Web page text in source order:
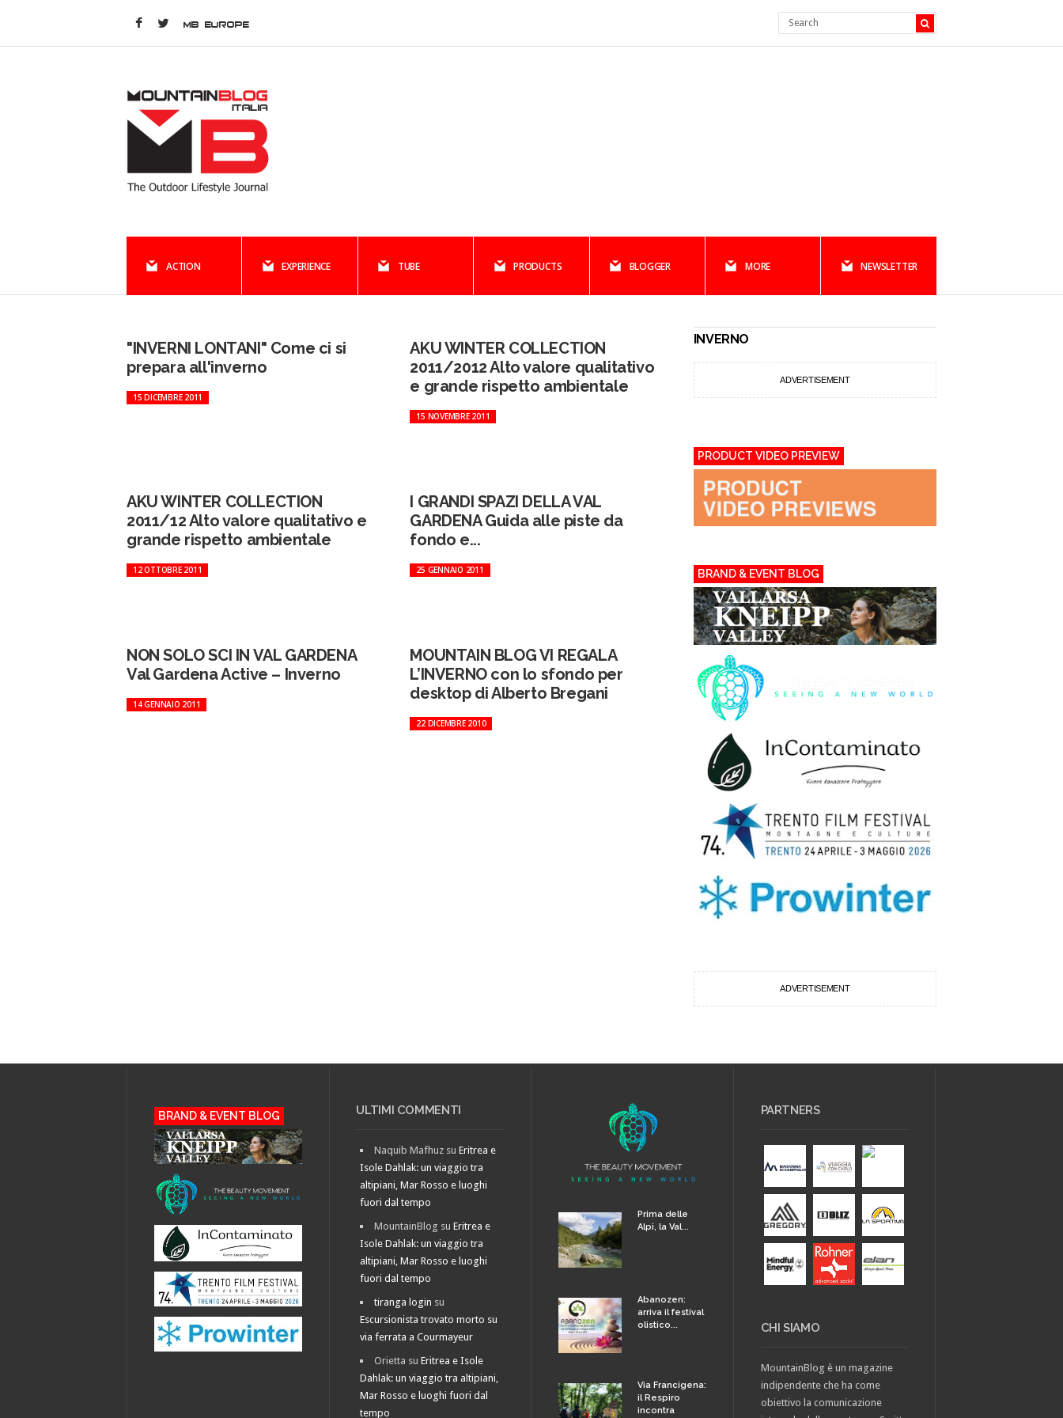
MB EUROPE
ACTION EXPERIENCE TUBE PRODUCTS BLOGGER MORE NEWSLETTER
"INVERNI LONTANI" Come ci si
prepara all'inverno
15 DICEMBRE 2011
AKU WINTER COLLECTION
2011/2012 Alto valore qualitativo
e grande rispetto ambientale
15 NOVEMBRE 2011
AKU WINTER COLLECTION
2011/12 Alto valore qualitativo e
grande rispetto ambientale
12 OTTOBRE 2011
I GRANDI SPAZI DELLA VAL
GARDENA Guida alle piste da
fondo e...
25 GENNAIO 2011
NON SOLO SCI IN VAL GARDENA
Val Gardena Active – Inverno
14 GENNAIO 2011
MOUNTAIN BLOG VI REGALA
L’INVERNO con lo sfondo per
desktop di Alberto Bregani
22 DICEMBRE 2010
INVERNO
ADVERTISEMENT
PRODUCT VIDEO PREVIEW
BRAND & EVENT BLOG
ADVERTISEMENT
BRAND & EVENT BLOG ULTIMI COMMENTI
Naquib Mafhuz suEritrea e
Isole Dahlak: un viaggio tra
altipiani, Mar Rosso e luoghi
fuori dal tempo
MountainBlog suEritrea e
Isole Dahlak: un viaggio tra
altipiani, Mar Rosso e luoghi
fuori dal tempo
tiranga login su
Escursionista trovato morto su
via ferrata a Courmayeur
Orietta suEritrea e Isole
Dahlak: un viaggio tra altipiani,
Mar Rosso e luoghi fuori dal
tempo
Prima delle
Alpi, la Val...
Abanozen:
arriva il festival
olistico...
Via Francigena:
il Respiro
incontra
PARTNERS
CHI SIAMO
MountainBlog è un magazine
indipendente che ha come
obiettivo la comunicazione